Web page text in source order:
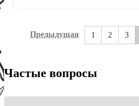
Предыдущая 1 2 3
Частые вопросы